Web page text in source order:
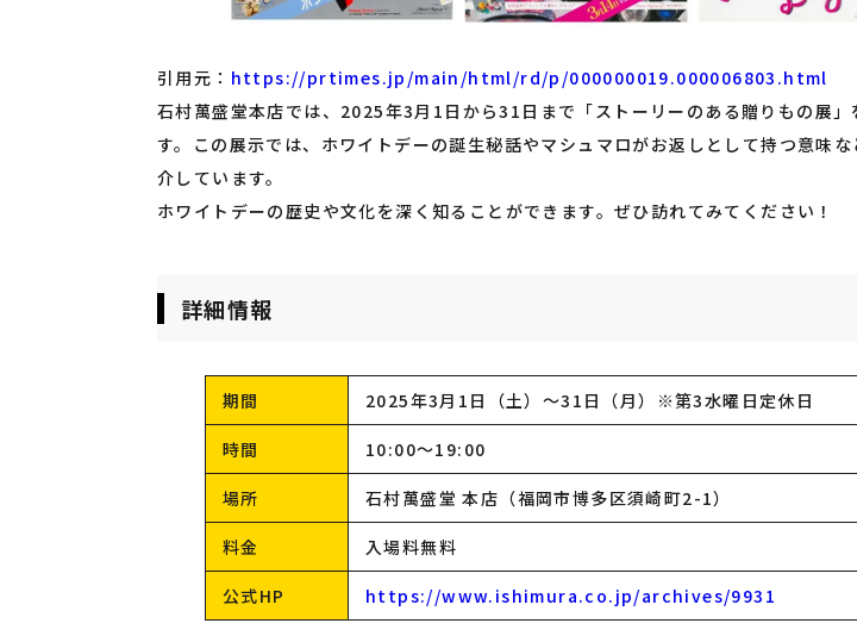
引用元： https://prtimes.jp/main/html/rd/p/000000019.000006803.html
石村萬盛堂本店では、2025年3月1日から31日まで「ストーリーのある贈りもの展」
す。この展示では、ホワイトデーの誕生秘話やマシュマロがお返しとして持つ意味
介しています。
ホワイトデーの歴史や文化を深く知ることができます。ぜひ訪れてみてください！
詳細情報
期間 2025年3月1日（土）〜31日（月）※第3水曜日定休日
時間 10:00〜19:00
場所 石村萬盛堂 本店（福岡市博多区須崎町2-1）
料金 入場料無料
公式HP https://www.ishimura.co.jp/archives/9931